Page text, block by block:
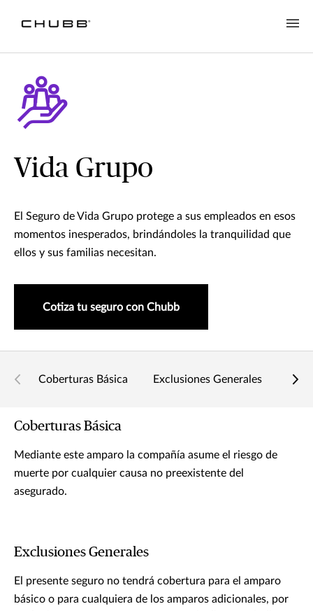
Vida Grupo
El Seguro de Vida Grupo protege a sus empleados en esos
momentos inesperados, brindándoles la tranquilidad que
ellos y sus familias necesitan.
Cotiza tu seguro con Chubb
Coberturas Básica Exclusiones Generales
Coberturas Básica
Mediante este amparo la compañía asume el riesgo de
muerte por cualquier causa no preexistente del
asegurado.
Exclusiones Generales
El presente seguro no tendrá cobertura para el amparo
básico o para cualquiera de los amparos adicionales, por